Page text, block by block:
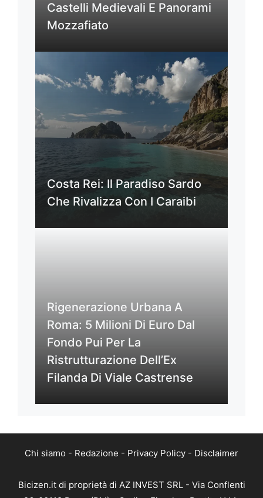
Castelli Medievali E Panorami
Mozzafiato
Costa Rei: Il Paradiso Sardo
Che Rivalizza Con I Caraibi
Rigenerazione Urbana A
Roma: 5 Milioni Di Euro Dal
Fondo Pui Per La
Ristrutturazione Dell’Ex
Filanda Di Viale Castrense
Chi siamo - Redazione - Privacy Policy - Disclaimer
Bicizen.it di proprietà di AZ INVEST SRL - Via Conflenti